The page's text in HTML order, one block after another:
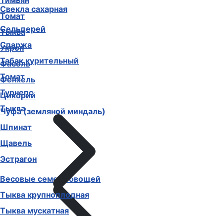
Томат
Тыква
Укроп
Фасоль
Фенхель
Цикорий
Чуфа (земляной миндаль)
Шпинат
Щавель
Эстрагон
Весовые семена овощей
Свекла сахарная
Сельдерей
Спаржа
Табак курительный
Томат
Турнепс
Тыква
Тыква крупноплодная
Тыква мускатная